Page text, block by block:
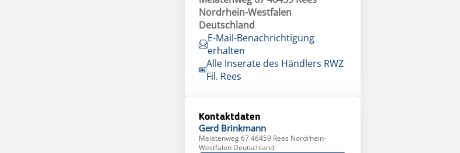
Nordrhein-Westfalen
Deutschland
E-Mail-Benachrichtigung
erhalten
Alle Inserate des Händlers RWZ
Fil. Rees
Kontaktdaten
Gerd Brinkmann
Melatenweg 67 46459 Rees Nordrhein-
Westfalen Deutschland